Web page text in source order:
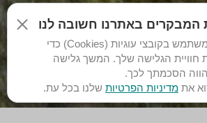
המבקרים באתרנו חשובה לנו
אתר זה משתמש בקובצי עוגיות (Cookies) כדי
חוויית הגלישה שלך. המשך גלישה
הסכמתך לכך.
את מדיניות הפרטיות שלנו בכל עת.